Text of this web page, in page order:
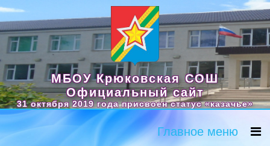
МБОУ Крюковская СОШ
Официальный сайт
31 октября 2019 года присвоен статус «казачье»
Главное меню